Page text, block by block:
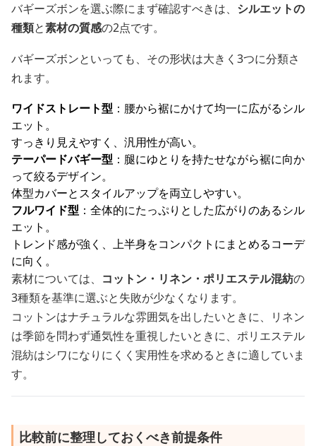
バギーズボンを選ぶ際にまず確認すべきは、 シルエットの
種類と素材の質感の2点です。
バギーズボンといっても、その形状は大きく3つに分類さ
れます。
ワイドストレート型 ：腰から裾にかけて均一に広がるシル
エット。
すっきり見えやすく、汎用性が高い。
テーパードバギー型 ：腿にゆとりを持たせながら裾に向か
って絞るデザイン。
体型カバーとスタイルアップを両立しやすい。
フルワイド型 ：全体的にたっぷりとした広がりのあるシル
エット。
トレンド感が強く、上半身をコンパクトにまとめるコーデ
に向く。
素材については、 コットン・リネン・ポリエステル混紡の
3種類を基準に選ぶと失敗が少なくなります。
コットンはナチュラルな雰囲気を出したいときに、リネン
は季節を問わず通気性を重視したいときに、ポリエステル
混紡はシワになりにくく実用性を求めるときに適していま
す。
比較前に整理しておくべき前提条件